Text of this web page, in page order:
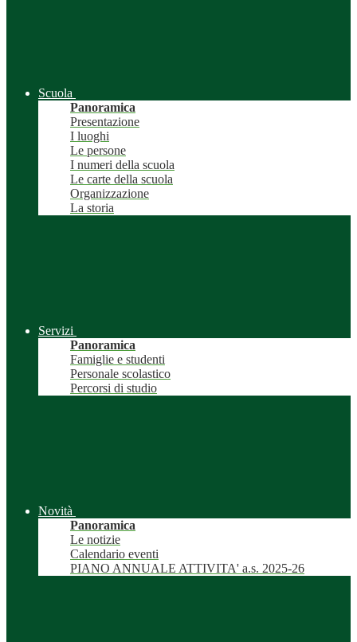
Scuola
Panoramica
Presentazione
I luoghi
Le persone
I numeri della scuola
Le carte della scuola
Organizzazione
La storia
Servizi
Panoramica
Famiglie e studenti
Personale scolastico
Percorsi di studio
Novità
Panoramica
Le notizie
Calendario eventi
PIANO ANNUALE ATTIVITA' a.s. 2025-26